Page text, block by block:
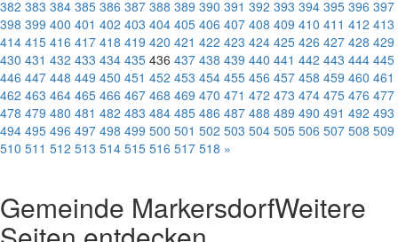
382 383 384 385 386 387 388 389 390 391 392 393 394 395 396 397
398 399 400 401 402 403 404 405 406 407 408 409 410 411 412 413
414 415 416 417 418 419 420 421 422 423 424 425 426 427 428 429
430 431 432 433 434 435 436 437 438 439 440 441 442 443 444 445
446 447 448 449 450 451 452 453 454 455 456 457 458 459 460 461
462 463 464 465 466 467 468 469 470 471 472 473 474 475 476 477
478 479 480 481 482 483 484 485 486 487 488 489 490 491 492 493
494 495 496 497 498 499 500 501 502 503 504 505 506 507 508 509
510 511 512 513 514 515 516 517 518 »
Gemeinde MarkersdorfWeitere